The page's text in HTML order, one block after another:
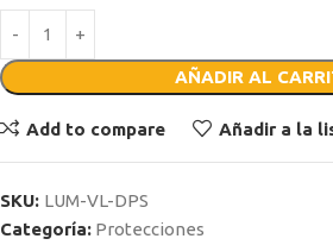
AÑADIR AL
Add to compare Añadir a la
SKU: LUM-VL-DPS
Categoría: Protecciones